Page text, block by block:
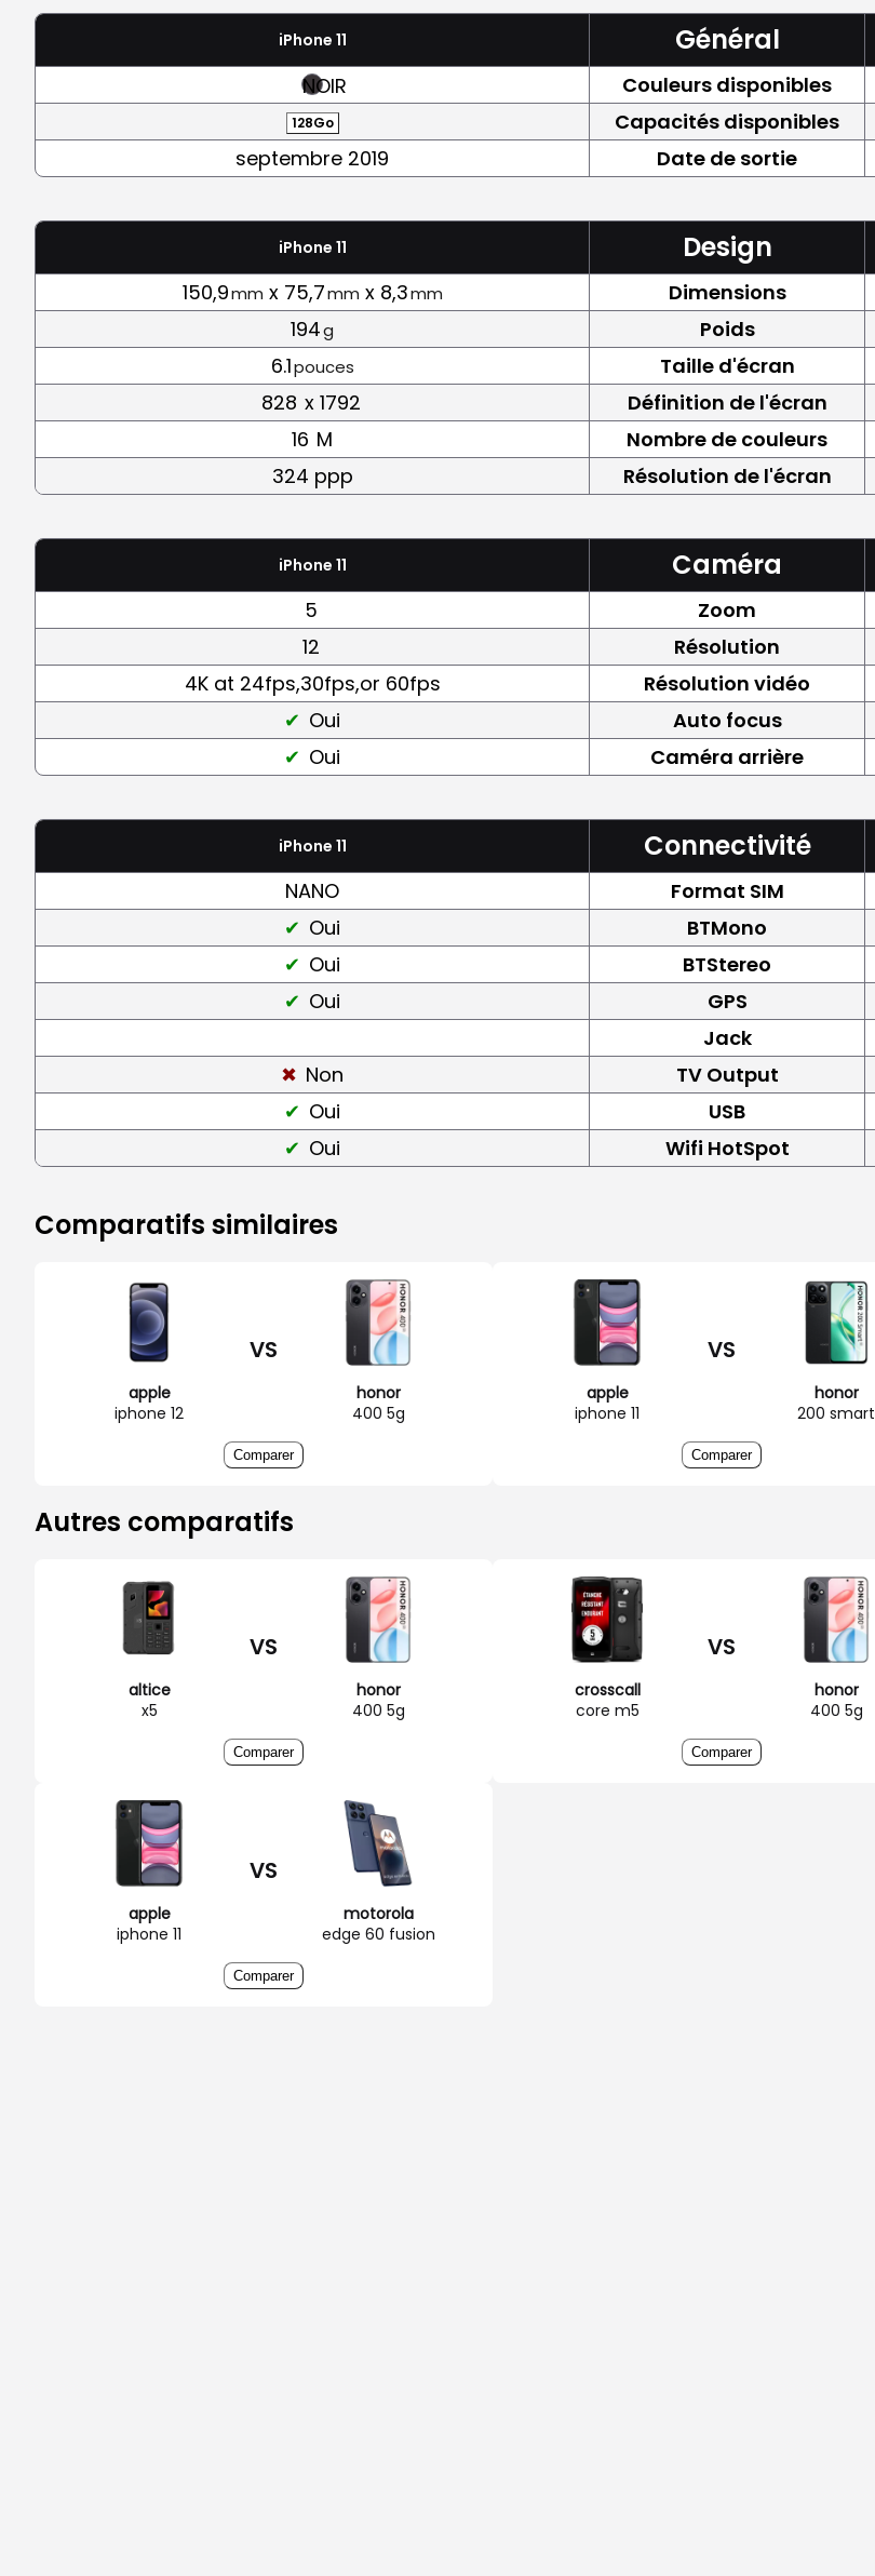
iPhone 11 Général
NOIR Couleurs disponibles
128Go Capacités disponibles
septembre 2019 Date de sortie
iPhone 11 Design
150,9mm x 75,7mm x 8,3mm Dimensions
194g
Poids
6.1pouces Taille d'écran
828 x 1792 Définition de l'écran
16 M Nombre de couleurs
324 ppp
Résolution de l'écran
iPhone 11 Caméra
5 Zoom
12
Résolution
4K at 24fps,30fps,or 60fps
Résolution vidéo
Oui
Auto focus
Oui
Caméra arrière
iPhone 11 Connectivité
NANO Format SIM
Oui
BTMono
Oui
BTStereo
Oui
GPS
Jack
Non
TV Output
Oui
USB
Oui
Wifi HotSpot
Comparatifs similaires
apple
iphone 12
VS
honor
400 5g
Comparer
apple
iphone 11
VS
honor
200 smart
Comparer
Autres comparatifs
altice
x5
VS
honor
400 5g
Comparer
crosscall
core m5
VS
honor
400 5g
Comparer
apple
iphone 11
VS
motorola
edge 60 fusion
Comparer